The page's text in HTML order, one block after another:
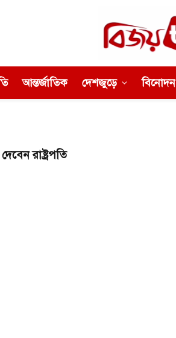
আন্তর্জাতিক দেশজুড়ে বিনোদন
রাষ্ট্রপতি